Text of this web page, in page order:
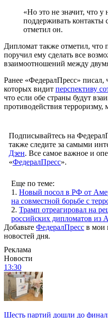
«Но это не значит, что у
поддерживать контакты
отметил он.
Дипломат также отметил,
поручил ему сделать все
взаимоотношений между
Ранее «ФедералПресс»
которых видит перспективу
что если обе страны будут
противодействия терроризму,
Подписывайтесь на
также следите за самыми
Дзен. Все самое важное и
«ФедералПресс».
Еще по теме:
1. Новый посол в РФ от
на совместной борьбе с
2. Трамп отреагировал на
российских дипломатов из
Добавьте ФедералПресс в мои
новостей дня.
Реклама
Новости
13:30
Шесть партий дошли до